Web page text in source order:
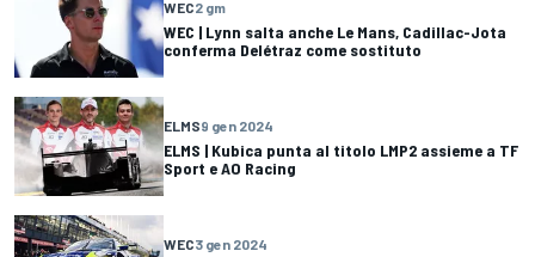
WEC2 gm
WEC | Lynn salta anche Le Mans, Cadillac-Jota
conferma Delétraz come sostituto
ELMS9 gen 2024
ELMS | Kubica punta al titolo LMP2 assieme a TF
Sport e AO Racing
WEC3 gen 2024